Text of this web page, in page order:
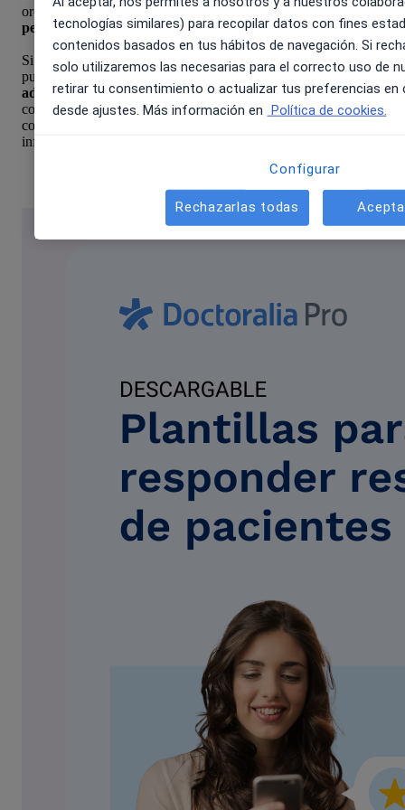
oro en redes sociales esatender y dar una respuesta
personalizada a todos los comentarios que dejan los usuarios.
Si su objetivo secundario es fidelizar a sus pacientes actuales ,
puede dedicar una parte de su contenido a aportarinformación
adicional sobre usted, por ejemplo, si va a participar en un
congreso de medicina o informar de las diferentes formas de
contacto que pueden utilizar los pacientes e incluso añadir
información sobre nuevos tratamientos que ofrece en su consulta.
tecnologías similares) para recopilar datos con fines
contenidos basados en tus hábitos de navegación. Si
solo utilizaremos las necesarias para el correcto uso de
retirar tu consentimiento o actualizar tus preferencias en
desde ajustes. Más información en Política de cookies.
Configurar
Rechazarlas todas